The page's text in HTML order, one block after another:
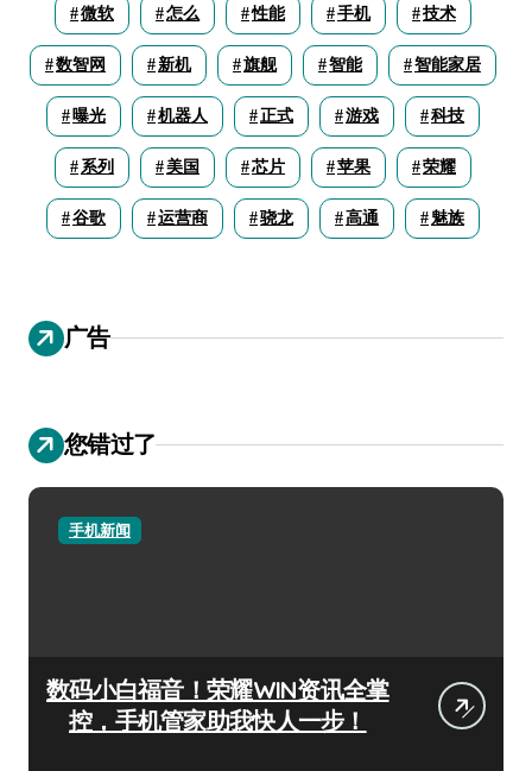
微软 怎么 性能 手机 技术
数智网 新机 旗舰 智能 智能家居
曝光 机器人 正式 游戏 科技
系列 美国 芯片 苹果 荣耀
谷歌 运营商 骁龙 高通 魅族
广告
您错过了
手机新闻
数码小白福音！荣耀WIN资讯全掌
控，手机管家助我快人一步！